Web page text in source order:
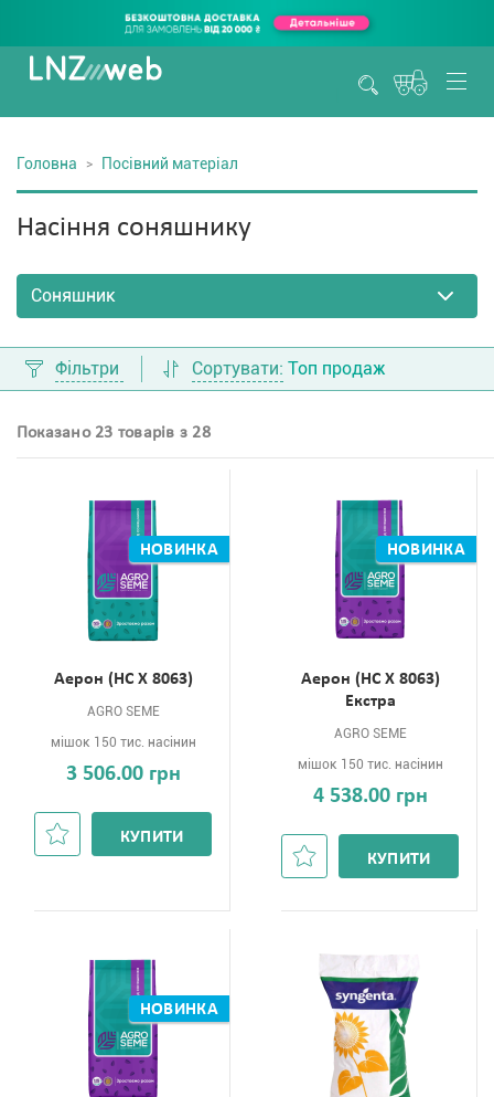
Головна Посівний матеріал
Насіння соняшнику
Фільтри Сортувати: Топ продаж
Показано 23 товарів з 28
Aерон (НС Х 8063)
НОВИНКА
AGRO SEME
мішок 150 тис. насінин
3 506.00 грн
КУПИТИ
Aерон (НС Х 8063)
Екстра
НОВИНКА
AGRO SEME
мішок 150 тис. насінин
4 538.00 грн
КУПИТИ
НОВИНКА